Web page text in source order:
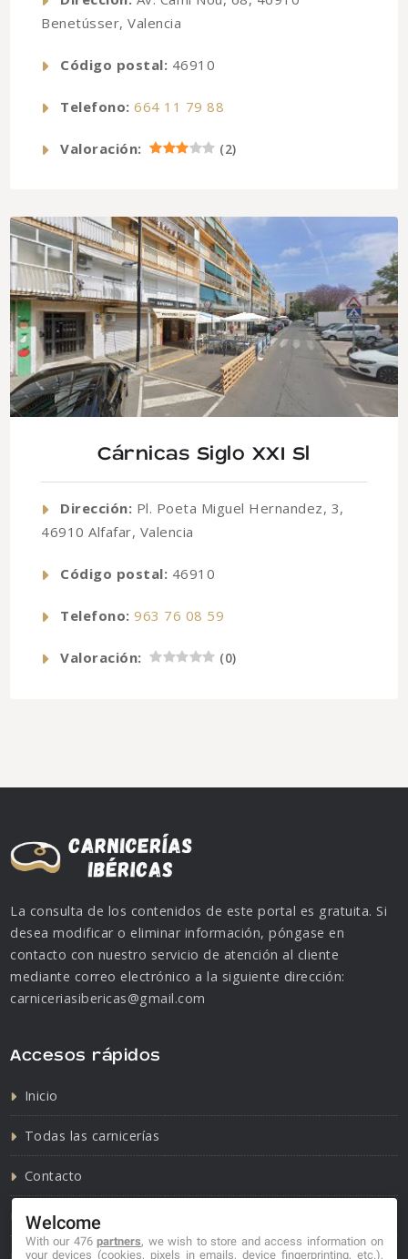
Benetússer, Valencia
Código postal: 46910
Telefono: 664 11 79 88
Valoración: (2)
Cárnicas Siglo XXI Sl
Dirección: Pl. Poeta Miguel Hernandez, 3,
46910 Alfafar, Valencia
Código postal: 46910
Telefono: 963 76 08 59
Valoración: (0)
La consulta de los contenidos de este portal es gratuita. Si
desea modificar o eliminar información, póngase en
contacto con nuestro servicio de atención al cliente
mediante correo electrónico a la siguiente dirección:
carniceriasibericas@gmail.com
Accesos rápidos
Inicio
Todas las carnicerías
Contacto
Política de cookies
Welcome
With our 476partners, we wish to store and access information on
your devices (cookies, pixels in emails, device fingerprinting, etc.),